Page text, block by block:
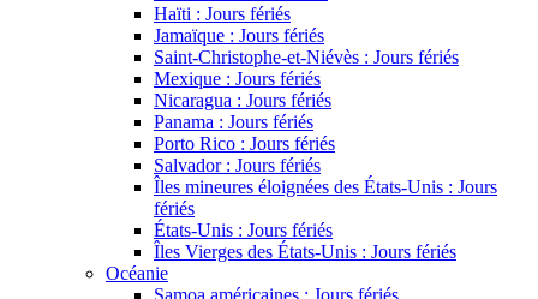
Haïti : Jours fériés
Jamaïque : Jours fériés
Saint-Christophe-et-Niévès : Jours fériés
Mexique : Jours fériés
Nicaragua : Jours fériés
Panama : Jours fériés
Porto Rico : Jours fériés
Salvador : Jours fériés
Îles mineures éloignées des États-Unis : Jours
fériés
États-Unis : Jours fériés
Îles Vierges des États-Unis : Jours fériés
Océanie
Samoa américaines : Jours fériés